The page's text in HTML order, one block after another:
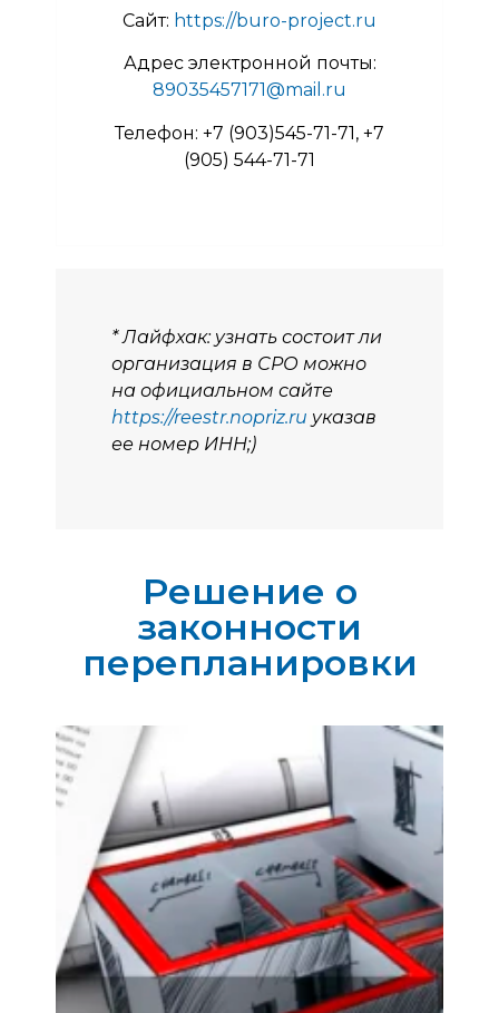
Сайт: https://buro-project.ru
Адрес электронной почты:
89035457171@mail.ru
Телефон: +7 (903)545-71-71, +7
(905) 544-71-71
* Лайфхак: узнать состоит ли
организация в СРО можно
на официальном сайте
https://reestr.nopriz.ru указав
ее номер ИНН;)
Решение о
законности
перепланировки